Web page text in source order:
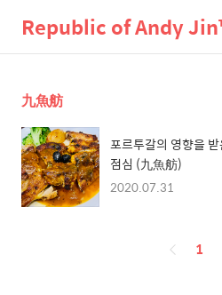
Republic of Andy
九魚舫
포르투갈의 영향을
점심 (九魚舫)
2020.07.31
페
1